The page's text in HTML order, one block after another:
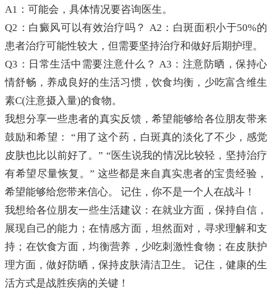
A1：可能会，具体情况要咨询医生。
Q2：白癜风可以有效治疗吗？ A2：白斑面积小于50%的
患者治疗可能性较大，但需要坚持治疗和做好后期护理。
Q3：日常生活中需要注意什么？ A3：注意防晒，保持心
情舒畅，养成良好的生活习惯，饮食均衡，少吃富含维生
素C(注意摄入量)的食物。
我想分享一些患者的真实反馈，希望能够给各位朋友带来
鼓励和希望： “用了这个药，白斑真的淡化了不少，感觉
皮肤也比以前好了。” “医生说我的情况比较轻，坚持治疗
有希望尽量恢复。” 这些都是来自真实患者的宝贵经验，
希望能够给您带来信心。 记住，你不是一个人在战斗！
我想给各位朋友一些生活建议：在就业方面，保持自信，
展现自己的能力；在情感方面，坦然面对，寻求理解和支
持；在饮食方面，均衡营养，少吃刺激性食物；在皮肤护
理方面，做好防晒，保持皮肤清洁卫生。 记住，健康的生
活方式是战胜疾病的关键！